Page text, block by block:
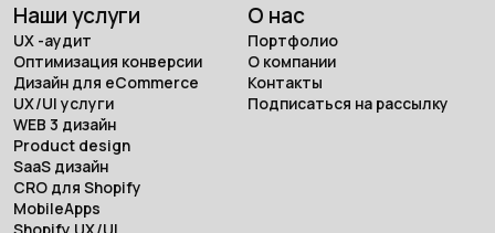
Наши услуги
UX -аудит
Оптимизация конверсии
Дизайн для eCommerce
UX/UI услуги
WEB 3 дизайн
Product design
SaaS дизайн
CRO для Shopify
MobileApps
О нас
Портфолио
О компании
Контакты
Подписаться на рассылку